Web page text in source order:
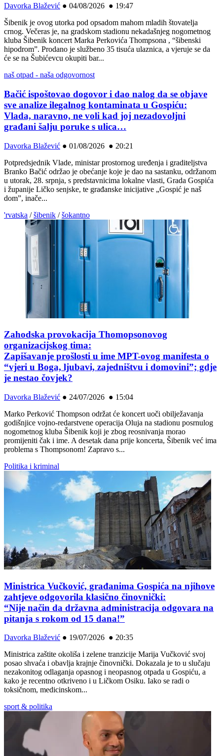
Davorka Blažević ● 04/08/2026 ● 19:47
Šibenik je ovog utorka pod opsadom mahom mladih štovatelja
crnog. Večeras je, na gradskom stadionu nekadašnjeg nogometnog
kluba Šibenik koncert Marka Perkovića Thompsona , “šibenski
hipodrom”. Prodano je službeno 35 tisuća ulaznica, a vjeruje se da
će se na Šubićevcu okupiti bar...
naš otpad - naša odgovornost
Bačić ispoštovao dogovor i dao nalog da se objave
sve analize ilegalnog kontaminata u Gospiću:
Vlada, naravno, ne voli kad joj nezadovoljni
građani šalju poruke s ulica…
Davorka Blažević ● 01/08/2026 ● 20:21
Potpredsjednik Vlade, ministar prostornog uređenja i graditeljstva
Branko Bačić održao je obećanje koje je dao na sastanku, održanom
u utorak, 28. srpnja, s predstavnicima lokalne vlasti, Grada Gospića
i županije Ličko senjske, te građanske inicijative „Gospić je naš
dom”, inače...
'rvatska /šibenik /šokantno
Zahodska provokacija Thomopsonovog
organizacijskog tima:
Zapišavanje prošlosti u ime MPT-ovog manifesta o
“vjeri u Boga, ljubavi, zajedništvu i domovini”; gdje
je nestao čovjek?
Davorka Blažević ● 24/07/2026 ● 15:04
Marko Perković Thompson održat će koncert uoči obilježavanja
godišnjice vojno-redarstvene operacija Oluja na stadionu posrnulog
nogometnog kluba Šibenik koji je zbog reosnivanja morao
promijeniti čak i ime. A desetak dana prije koncerta, Šibenik već ima
problema s Thompsonom! Zapravo s...
Politika i kriminal
Ministrica Vučković, građanima Gospića na njihove
zahtjeve odgovorila klasično činovnički:
“Nije način da državna administracija odgovara na
pitanja s rokom od 15 dana!”
Davorka Blažević ● 19/07/2026 ● 20:35
Ministrica zaštite okoliša i zelene tranzicije Marija Vučković svoj
posao shvaća i obavlja krajnje činovnički. Dokazala je to u slučaju
nezakonitog odlaganja opasnog i neopasnog otpada u Gospiću, a
kako je recentno otkriveno i u Ličkom Osiku. Iako se radi o
toksičnom, medicinskom...
sport & politika